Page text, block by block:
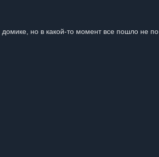
но в какой-то момент все пошло не по